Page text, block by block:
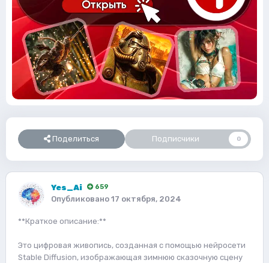
Поделиться Подписчики 0
Yes_Ai 659
Опубликовано 17 октября, 2024
**Краткое описание:**
Это цифровая живопись, созданная с помощью нейросети
Stable Diffusion, изображающая зимнюю сказочную сцену